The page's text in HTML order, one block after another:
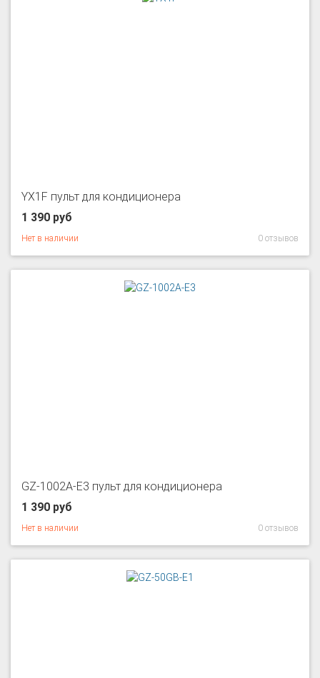
YX1F пульт для кондиционера
1 390 руб
Нет в наличии 0 отзывов
GZ-1002A-E3 пульт для кондиционера
1 390 руб
Нет в наличии 0 отзывов